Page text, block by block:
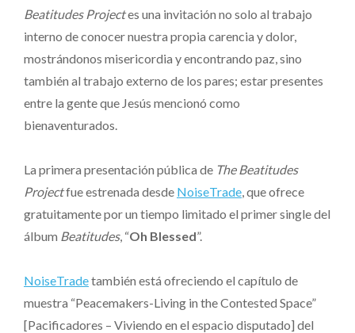
Beatitudes Projectes una invitación no solo al trabajo
interno de conocer nuestra propia carencia y dolor,
mostrándonos misericordia y encontrando paz, sino
también al trabajo externo de los pares; estar presentes
entre la gente que Jesús mencionó como
bienaventurados.
La primera presentación pública de The Beatitudes
Projectfue estrenada desde NoiseTrade, que ofrece
gratuitamente por un tiempo limitado el primer single del
álbum Beatitudes, “Oh Blessed”.
NoiseTradetambién está ofreciendo el capítulo de
muestra “Peacemakers-Living in the Contested Space”
[Pacificadores – Viviendo en el espacio disputado] del